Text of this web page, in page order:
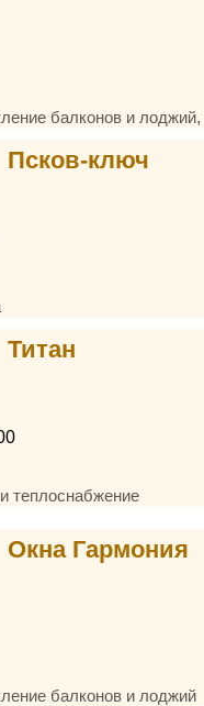
балконов и лоджий,
Псков-ключ
Титан
теплоснабжение
Окна Гармония
балконов и лоджий